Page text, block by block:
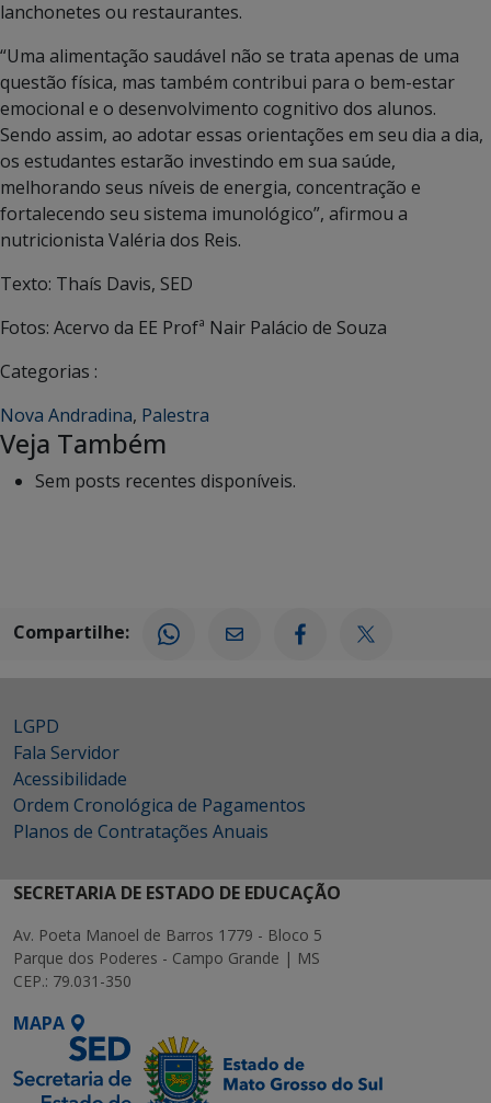
lanchonetes ou restaurantes.
“Uma alimentação saudável não se trata apenas de uma
questão física, mas também contribui para o bem-estar
emocional e o desenvolvimento cognitivo dos alunos.
Sendo assim, ao adotar essas orientações em seu dia a dia,
os estudantes estarão investindo em sua saúde,
melhorando seus níveis de energia, concentração e
fortalecendo seu sistema imunológico”, afirmou a
nutricionista Valéria dos Reis.
Texto: Thaís Davis, SED
Fotos: Acervo da EE Profª Nair Palácio de Souza
Categorias :
Nova Andradina, Palestra
Veja Também
Sem posts recentes disponíveis.
Compartilhe:
LGPD
Fala Servidor
Acessibilidade
Ordem Cronológica de Pagamentos
Planos de Contratações Anuais
SECRETARIA DE ESTADO DE EDUCAÇÃO
Av. Poeta Manoel de Barros 1779 - Bloco 5
Parque dos Poderes - Campo Grande | MS
CEP.: 79.031-350
MAPA